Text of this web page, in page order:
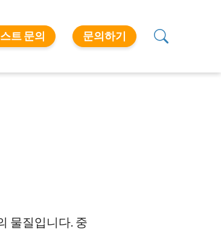
트 문의 문의하기
물질입니다. 중